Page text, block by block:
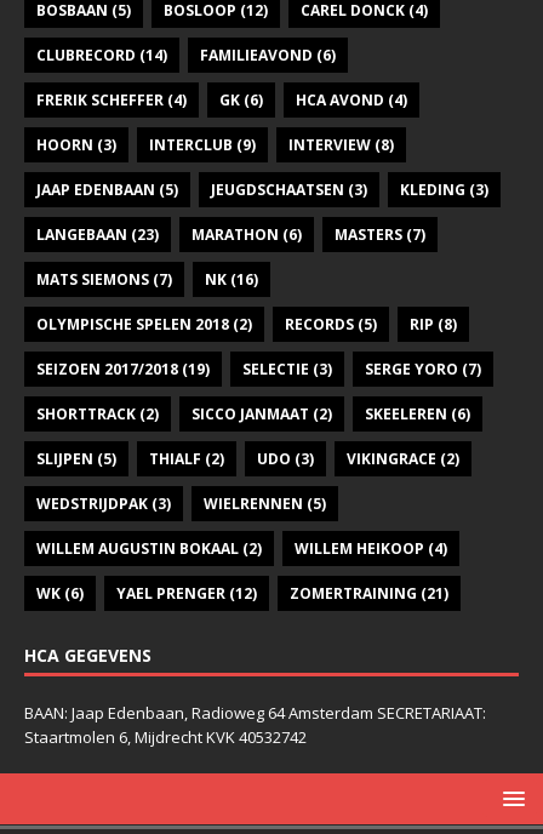
BOSBAAN (5) BOSLOOP (12) CAREL DONCK (4)
CLUBRECORD (14) FAMILIEAVOND (6)
FRERIK SCHEFFER (4) GK (6) HCA AVOND (4)
HOORN (3) INTERCLUB (9) INTERVIEW (8)
JAAP EDENBAAN (5) JEUGDSCHAATSEN (3) KLEDING (3)
LANGEBAAN (23) MARATHON (6) MASTERS (7)
MATS SIEMONS (7) NK (16)
OLYMPISCHE SPELEN 2018 (2) RECORDS (5) RIP (8)
SEIZOEN 2017/2018 (19) SELECTIE (3) SERGE YORO (7)
SHORTTRACK (2) SICCO JANMAAT (2) SKEELEREN (6)
SLIJPEN (5) THIALF (2) UDO (3) VIKINGRACE (2)
WEDSTRIJDPAK (3) WIELRENNEN (5)
WILLEM AUGUSTIN BOKAAL (2) WILLEM HEIKOOP (4)
WK (6) YAEL PRENGER (12) ZOMERTRAINING (21)
HCA GEGEVENS
BAAN: Jaap Edenbaan, Radioweg 64 Amsterdam SECRETARIAAT:
Staartmolen 6, Mijdrecht KVK 40532742